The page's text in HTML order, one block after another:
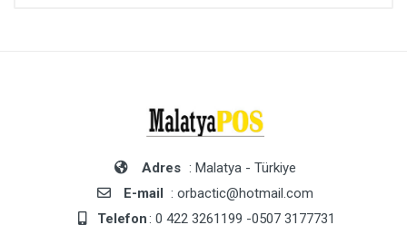
Adres : Malatya - Türkiye
E-mail : orbactic@hotmail.com
Telefon: 0 422 3261199 -0507 3177731